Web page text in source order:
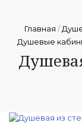
Главная /
Душевые